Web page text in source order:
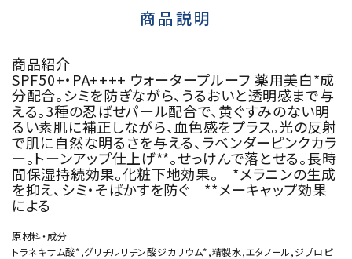
商品説明
商品紹介
SPF50+・PA++++ ウォータープルーフ 薬用美白*成
分配合。シミを防ぎながら、うるおいと透明感まで与
える。3種の忍ばせパール配合で、黄ぐすみのない明
るい素肌に補正しながら、血色感をプラス。光の反射
で肌に自然な明るさを与える、ラベンダーピンクカラ
ー。トーンアップ仕上げ**。せっけんで落とせる。長時
間保湿持続効果。化粧下地効果。 *メラニンの生成
を抑え、シミ・そばかすを防ぐ **メーキャップ効果
による
原材料・成分
トラネキサム酸*,グリチルリチン酸ジカリウム*,精製水,エタノール,ジプロピ